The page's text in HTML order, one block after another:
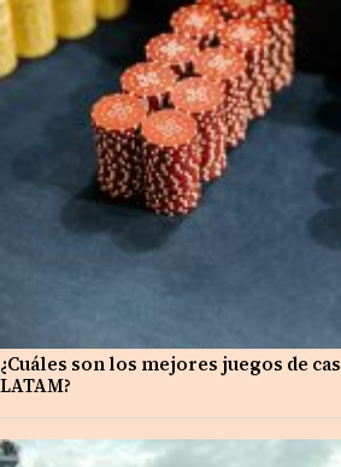
¿Cuáles son los mejores juegos de
LATAM?